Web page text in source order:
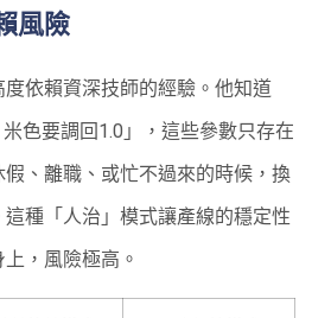
風險
依賴資深技師的經驗。他知道
米色要調回1.0」，這些參數只存在
、離職、或忙不過來的時候，換
種「人治」模式讓產線的穩定性
，風險極高。